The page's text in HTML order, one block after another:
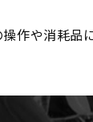
作や消耗品